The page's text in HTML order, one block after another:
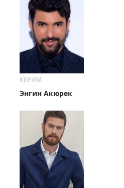
КЕРИМ
Энгин Акюрек